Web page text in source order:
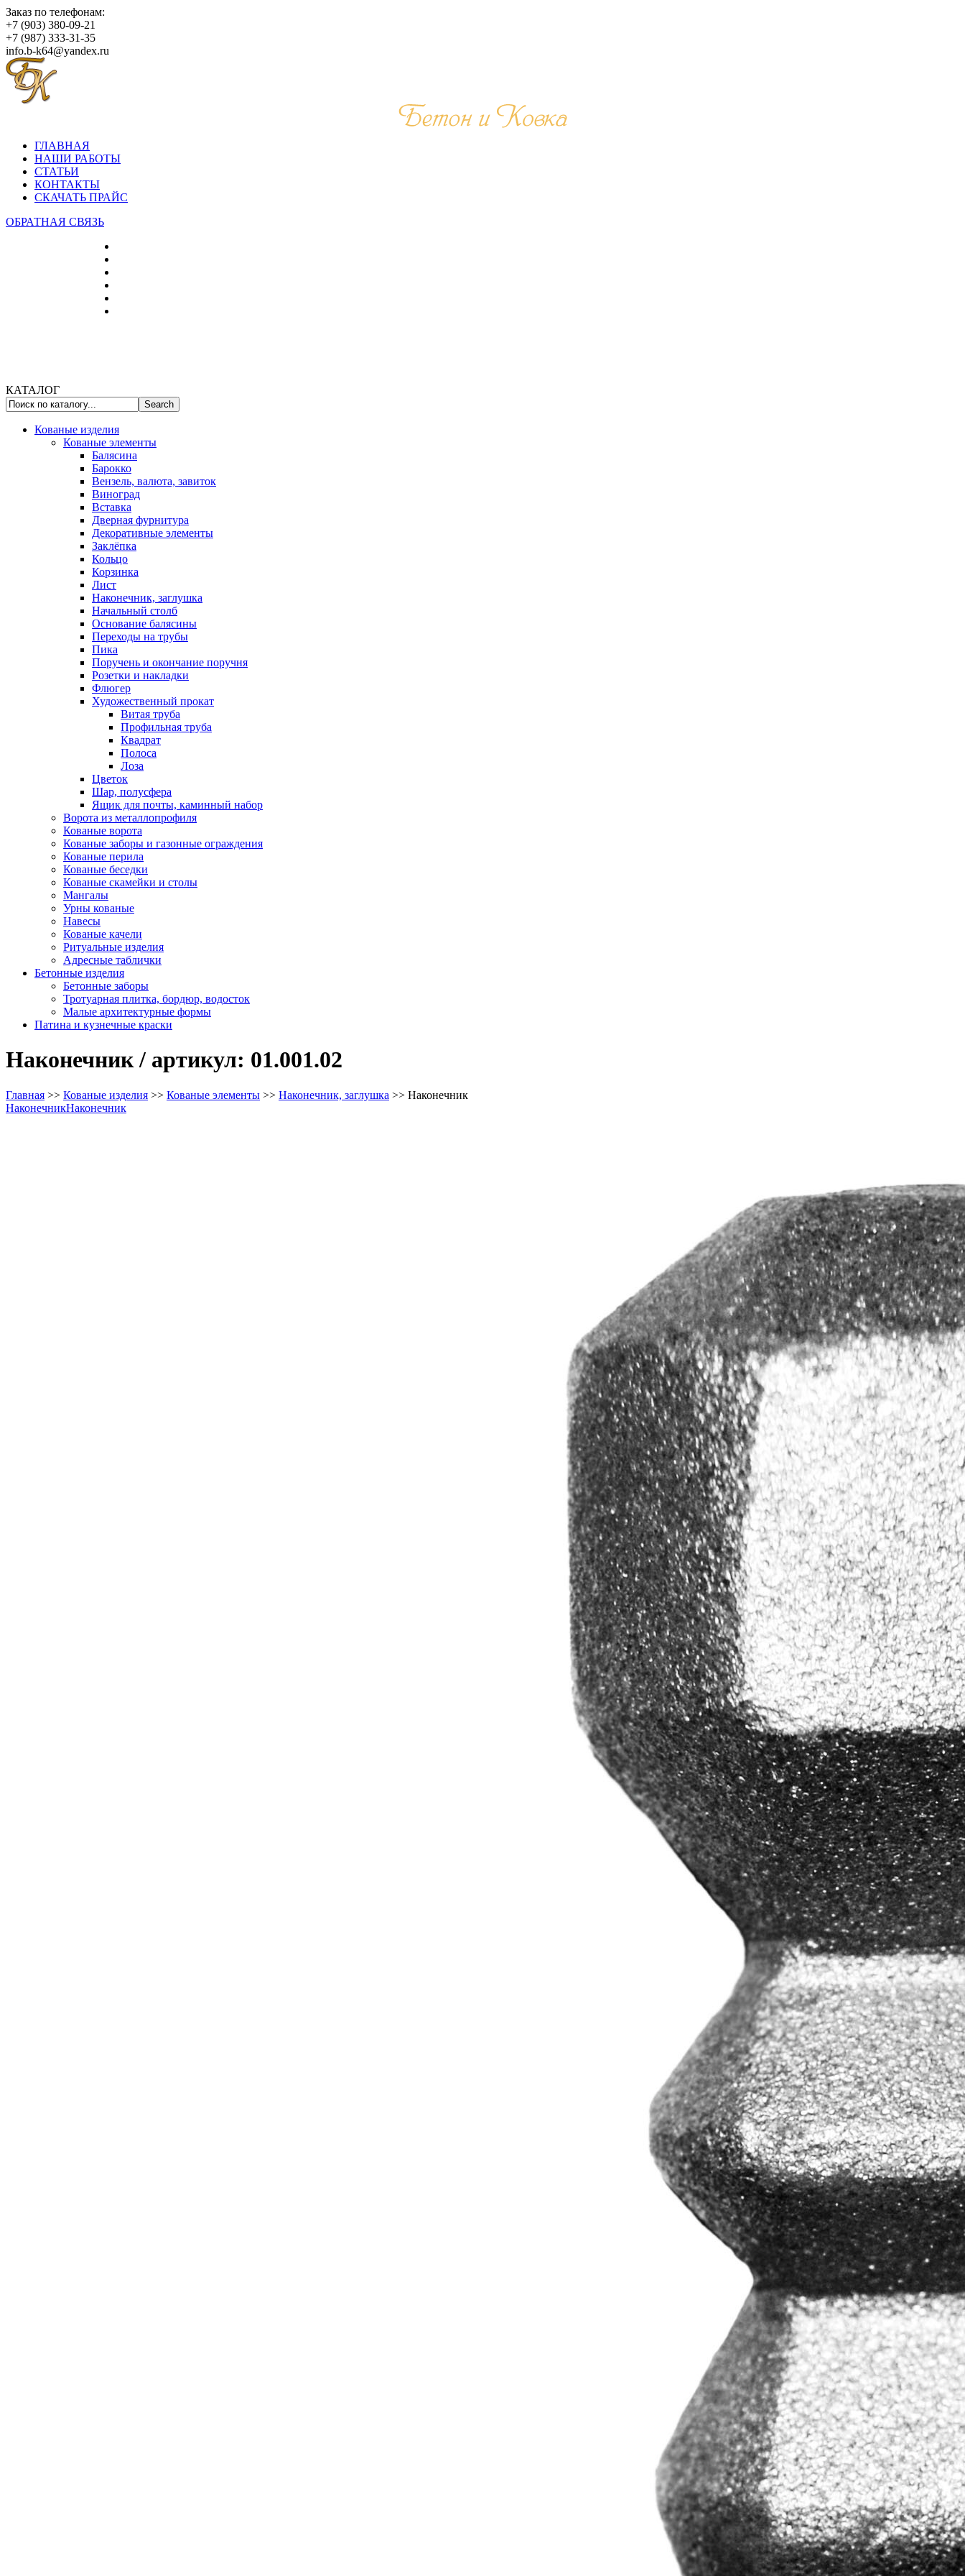
Заказ по телефонам:
+7 (903) 380-09-21
+7 (987) 333-31-35
info.b-k64@yandex.ru
ГЛАВНАЯ
НАШИ РАБОТЫ
СТАТЬИ
КОНТАКТЫ
СКАЧАТЬ ПРАЙС
ОБРАТНАЯ СВЯЗЬ
КАТАЛОГ
Кованые изделия
Кованые элементы
Балясина
Барокко
Вензель, валюта, завиток
Виноград
Вставка
Дверная фурнитура
Декоративные элементы
Заклёпка
Кольцо
Корзинка
Лист
Наконечник, заглушка
Начальный столб
Основание балясины
Переходы на трубы
Пика
Поручень и окончание поручня
Розетки и накладки
Флюгер
Художественный прокат
Витая труба
Профильная труба
Квадрат
Полоса
Лоза
Цветок
Шар, полусфера
Ящик для почты, каминный набор
Ворота из металлопрофиля
Кованые ворота
Кованые заборы и газонные ограждения
Кованые перила
Кованые беседки
Кованые скамейки и столы
Мангалы
Урны кованые
Навесы
Кованые качели
Ритуальные изделия
Адресные таблички
Бетонные изделия
Бетонные заборы
Тротуарная плитка, бордюр, водосток
Малые архитектурные формы
Патина и кузнечные краски
Наконечник / артикул: 01.001.02
Главная >> Кованые изделия >> Кованые элементы >> Наконечник, заглушка >> Наконечник
НаконечникНаконечник